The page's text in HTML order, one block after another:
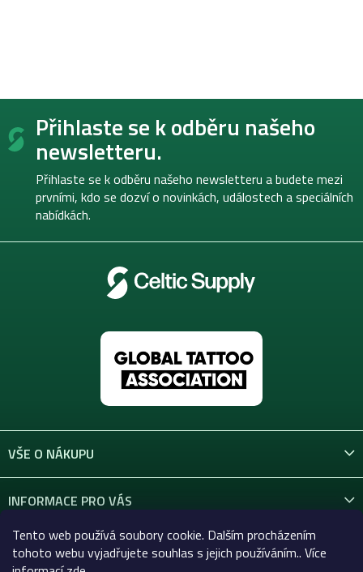
Tento web používá soubory cookie. Dalším procházením
tohoto webu vyjadřujete souhlas s jejich používáním.. Více
Z
Přihlaste se k odběru našeho
newsletteru.
Přihlaste se k odběru našeho newsletteru a budete mezi
prvními, kdo se dozví o novinkách, událostech a speciálních
nabídkách.
VŠE O NÁKUPU
INFORMACE PRO VÁS
KONTAKT